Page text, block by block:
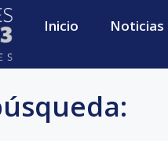
Inicio Noticias